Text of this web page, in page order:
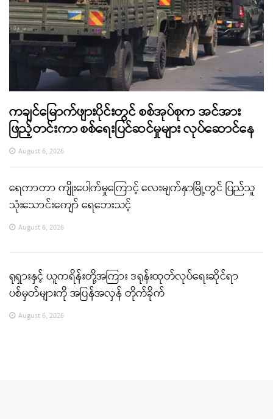
ကချင်မြောက်ဖျားပိုင်းတွင် စစ်အုပ်စုက အင်အား
ဖြည့်တင်းကာ စစ်ရေးပြင်ဆင်မှုများ လုပ်ဆောင်နေ
August 6, 2026
ရေကာတာ ကျိုးပေါက်မှုကြောင့် လေးမျက်နှာမြို့တွင် ပြည်သူ
သုံးသောင်းကျော် ရေဘေးသင့်
August 6, 2026
ရုရှားနှင့် ယူကရိန်းတို့အကြား ဒရုန်းထုတ်လုပ်ရေးဆိုင်ရာ
ပစ်မှတ်များကို အပြန်အလှန် တိုက်ခိုက်
August 6, 2026